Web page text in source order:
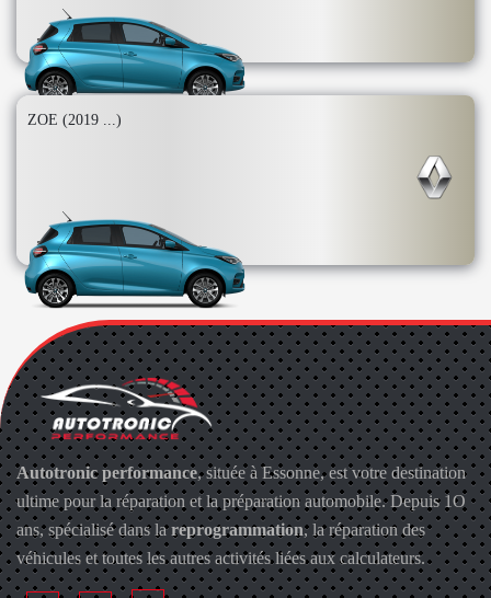
ZOE (2019 ...)
Autotronic performance, située à Essonne, est votre destination
ultime pour la réparation et la préparation automobile. Depuis 1O
ans, spécialisé dans lareprogrammation, la réparation des
véhicules et toutes les autres activités liées aux calculateurs.